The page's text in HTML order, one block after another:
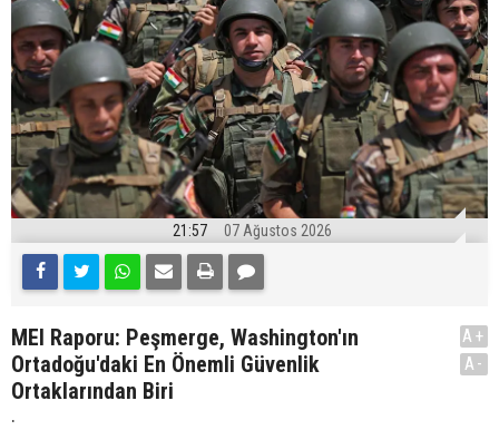
21:57 07 Ağustos 2026
MEI Raporu: Peşmerge, Washington'ın
Ortadoğu'daki En Önemli Güvenlik
Ortaklarından Biri
.
A+
A-